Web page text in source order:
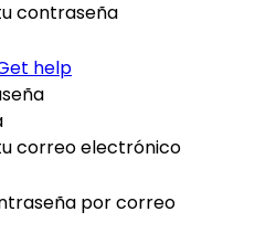
contraseña
help
correo electrónico
por correo